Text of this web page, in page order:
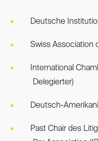
Deutsche
Swiss Association
International
Delegierter)
Deutsch-
Past Chair des